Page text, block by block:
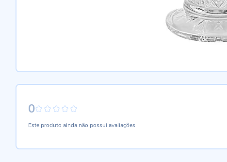
0
Este produto ainda não possui avaliações